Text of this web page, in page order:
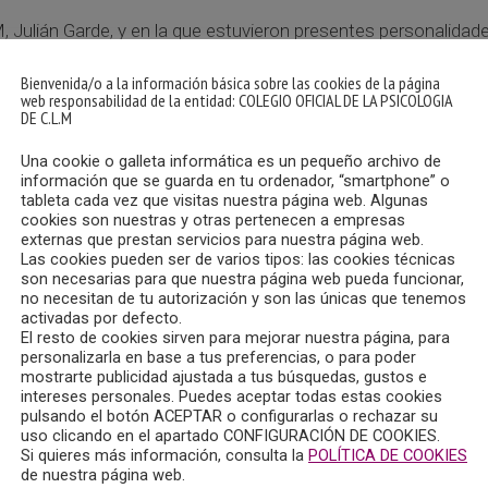
Garde, y en la que estuvieron presentes
Hernández; la delegada provincial de Sanidad, Juana
Castillo, y la secretaria, María del Mar Aguilar Uceda.
y exministro de Defensa, José Bono, impulsor de
Martínez Ataz y Miguel Ángel Collado; los impulsores
Teresa Alfonso Roca, al igual que José Ignacio
entre otras autoridades y representantes
Bienvenida/o a la información básica sobre las cookies de la página
web responsabilidad de la entidad: COLEGIO OFICIAL DE LA PSICOLOGIA
DE C.L.M
Una cookie o galleta informática es un pequeño archivo de
información que se guarda en tu ordenador, “smartphone” o
tableta cada vez que visitas nuestra página web. Algunas
cookies son nuestras y otras pertenecen a empresas
externas que prestan servicios para nuestra página web.
Las cookies pueden ser de varios tipos: las cookies técnicas
son necesarias para que nuestra página web pueda funcionar,
no necesitan de tu autorización y son las únicas que tenemos
activadas por defecto.
El resto de cookies sirven para mejorar nuestra página, para
personalizarla en base a tus preferencias, o para poder
mostrarte publicidad ajustada a tus búsquedas, gustos e
intereses personales. Puedes aceptar todas estas cookies
pulsando el botón ACEPTAR o configurarlas o rechazar su
uso clicando en el apartado CONFIGURACIÓN DE COOKIES.
Si quieres más información, consulta la POLÍTICA DE COOKIES
de nuestra página web.